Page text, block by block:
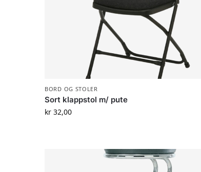
BORD OG STOLER
Sort klappstol m/ pute
kr 32,00